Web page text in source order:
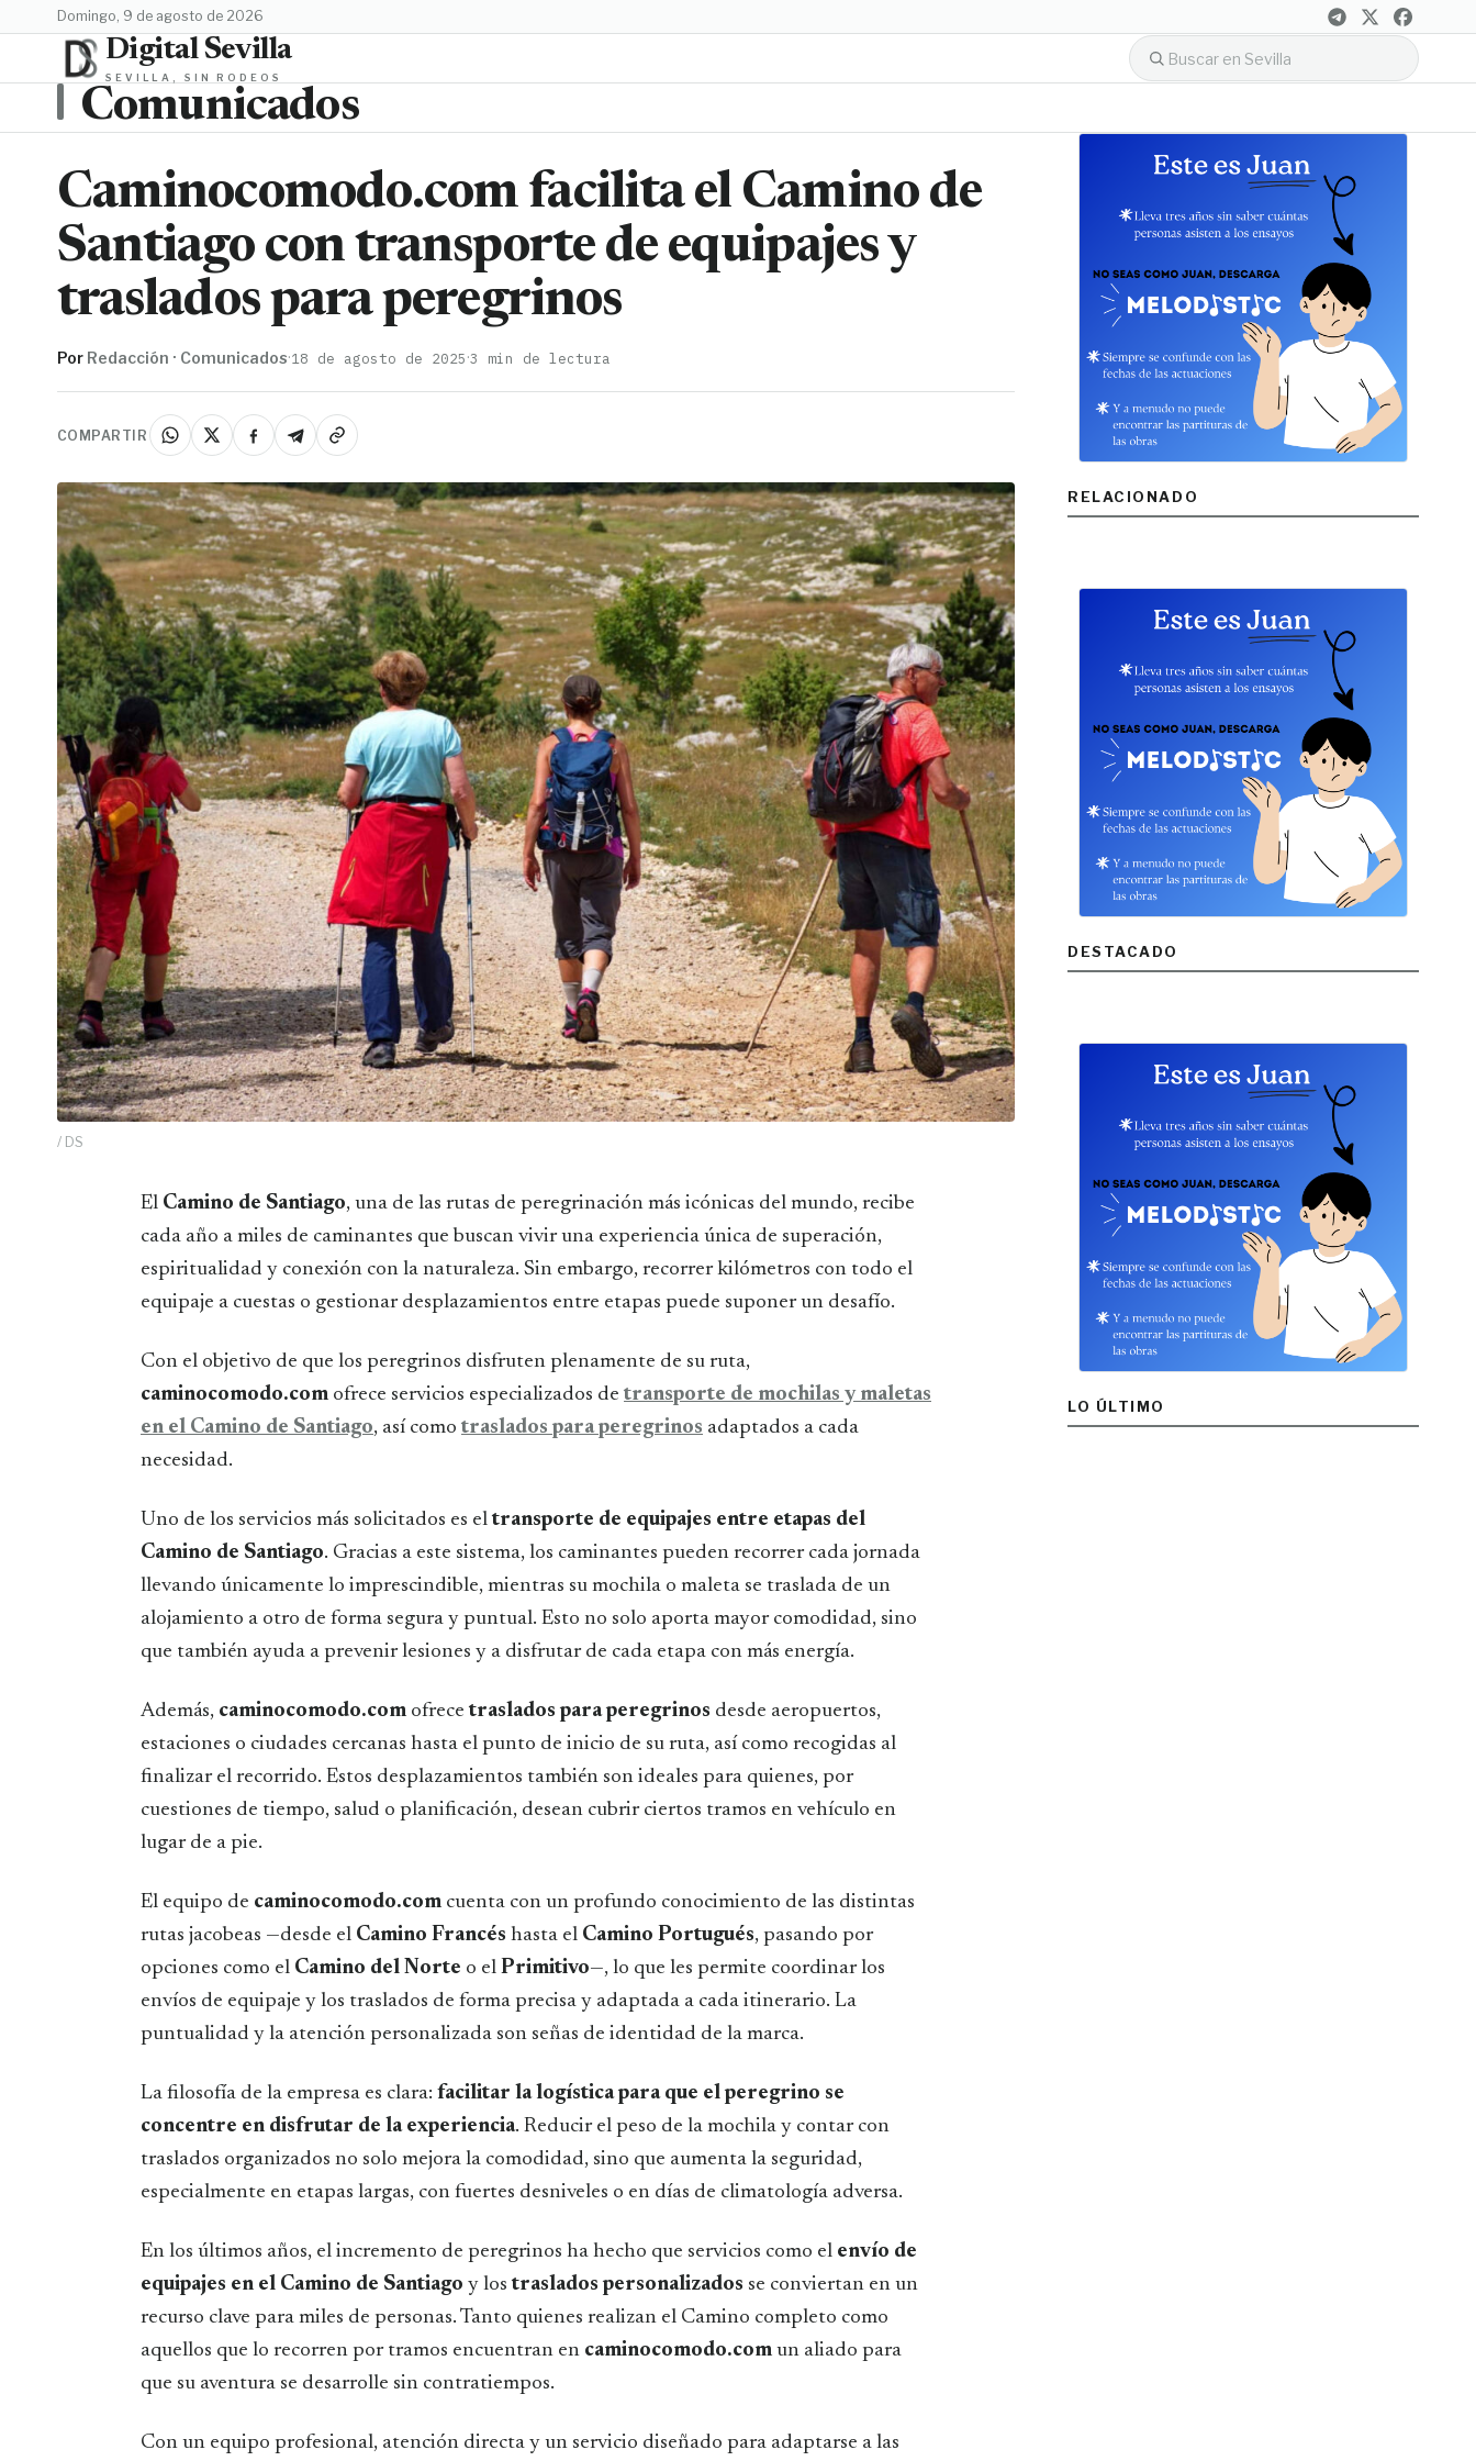
domingo, 9 de agosto de 2026
Digital Sevilla
SEVILLA, SIN RODEOS
Comunicados
Caminocomodo.com facilita el Camino de
Santiago con transporte de equipajes y
traslados para peregrinos
Por Redacción · Comunicados·18 de agosto de 2025·3 min de lectura
COMPARTIR
/ DS
El Camino de Santiago, una de las rutas de peregrinación más icónicas del mundo, recibe
cada año a miles de caminantes que buscan vivir una experiencia única de superación,
espiritualidad y conexión con la naturaleza. Sin embargo, recorrer kilómetros con todo el
equipaje a cuestas o gestionar desplazamientos entre etapas puede suponer un desafío.
Con el objetivo de que los peregrinos disfruten plenamente de su ruta,
caminocomodo.com ofrece servicios especializados de transporte de mochilas y maletas
en el Camino de Santiago, así como traslados para peregrinos adaptados a cada
necesidad.
Uno de los servicios más solicitados es eltransporte de equipajes entre etapas del
Camino de Santiago. Gracias a este sistema, los caminantes pueden recorrer cada jornada
llevando únicamente lo imprescindible, mientras su mochila o maleta se traslada de un
alojamiento a otro de forma segura y puntual. Esto no solo aporta mayor comodidad, sino
que también ayuda a prevenir lesiones y a disfrutar de cada etapa con más energía.
Además, caminocomodo.com ofrecetraslados para peregrinos desde aeropuertos,
estaciones o ciudades cercanas hasta el punto de inicio de su ruta, así como recogidas al
finalizar el recorrido. Estos desplazamientos también son ideales para quienes, por
cuestiones de tiempo, salud o planificación, desean cubrir ciertos tramos en vehículo en
lugar de a pie.
El equipo de caminocomodo.com cuenta con un profundo conocimiento de las distintas
rutas jacobeas —desde el Camino Francés hasta el Camino Portugués, pasando por
opciones como el Camino del Norte o el Primitivo—, lo que les permite coordinar los
envíos de equipaje y los traslados de forma precisa y adaptada a cada itinerario. La
puntualidad y la atención personalizada son señas de identidad de la marca.
La filosofía de la empresa es clara: facilitar la logística para que el peregrino se
concentre en disfrutar de la experiencia. Reducir el peso de la mochila y contar con
traslados organizados no solo mejora la comodidad, sino que aumenta la seguridad,
especialmente en etapas largas, con fuertes desniveles o en días de climatología adversa.
En los últimos años, el incremento de peregrinos ha hecho que servicios como el envío de
equipajes en el Camino de Santiago y lostraslados personalizados se conviertan en un
recurso clave para miles de personas. Tanto quienes realizan el Camino completo como
aquellos que lo recorren por tramos encuentran en caminocomodo.com un aliado para
que su aventura se desarrolle sin contratiempos.
Con un equipo profesional, atención directa y un servicio diseñado para adaptarse a las
RELACIONADO
DESTACADO
LO ÚLTIMO